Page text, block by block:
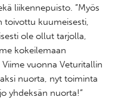
liikennepuisto. ”Myös
toivottu kuumeisesti,
ole ollut tarjolla,
kokeilemaan
vuonna Veturitallin
nuorta, nyt toiminta
yhdeksän nuorta!”